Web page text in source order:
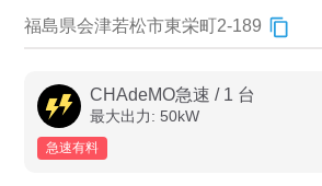
充電器の種類
急速充電器のみ表示
高速道路上のみ表示
福島県会津若松市東栄町2-189
CHAdeMO急速 / 1 台
最大出力: 50kW
急速有料